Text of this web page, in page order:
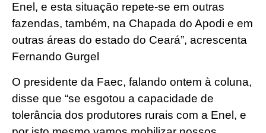
Enel, e esta situação repete-se em outras
fazendas, também, na Chapada do Apodi e em
outras áreas do estado do Ceará”, acrescenta
Fernando Gurgel
O presidente da Faec, falando ontem à coluna,
disse que “se esgotou a capacidade de
tolerância dos produtores rurais com a Enel, e